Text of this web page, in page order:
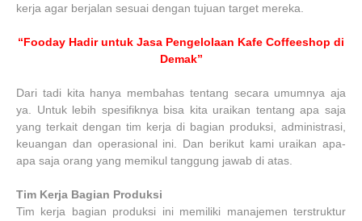
kerja agar berjalan sesuai dengan tujuan target mereka.
“Fooday Hadir untuk Jasa Pengelolaan Kafe Coffeeshop di
Demak”
Dari tadi kita hanya membahas tentang secara umumnya aja
ya. Untuk lebih spesifiknya bisa kita uraikan tentang apa saja
yang terkait dengan tim kerja di bagian produksi, administrasi,
keuangan dan operasional ini. Dan berikut kami uraikan apa-
apa saja orang yang memikul tanggung jawab di atas.
Tim Kerja Bagian Produksi
Tim kerja bagian produksi ini memiliki manajemen terstruktur